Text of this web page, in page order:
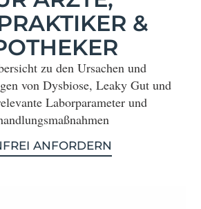
&
zu den Ursachen und
von Dysbiose, Leaky Gut und
Laborparameter und
ANFORDERN